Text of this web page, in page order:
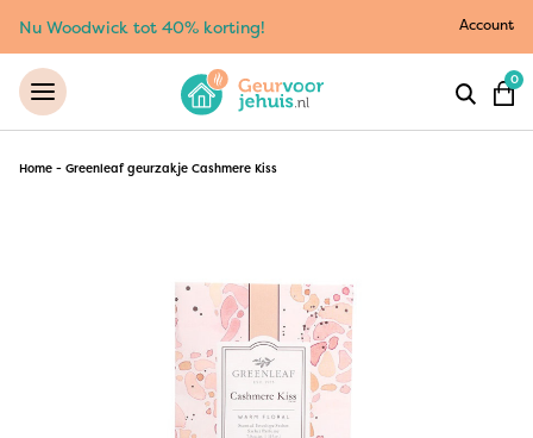
Nu Woodwick tot 40% korting! Account
0
Home - Greenleaf geurzakje Cashmere Kiss